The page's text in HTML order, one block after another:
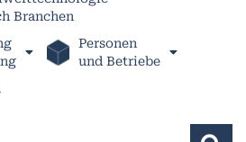
Branchen
Personen
und Betriebe